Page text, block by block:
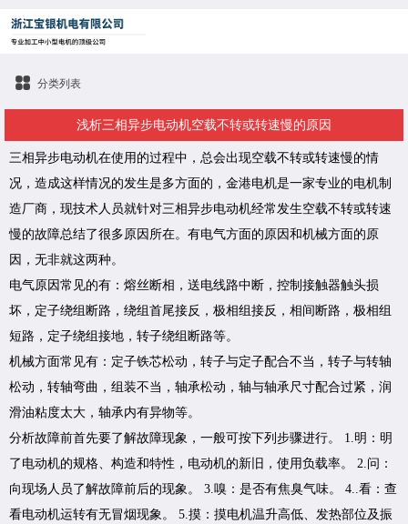
分类列表
浅析三相异步电动机空载不转或转速慢的原因
三相异步电动机在使用的过程中，总会出现空载不转或转速慢的情
况，造成这样情况的发生是多方面的，金港电机是一家专业的电机制
造厂商，现技术人员就针对三相异步电动机经常发生空载不转或转速
慢的故障总结了很多原因所在。有电气方面的原因和机械方面的原
因，无非就这两种。
电气原因常见的有：熔丝断相，送电线路中断，控制接触器触头损
坏，定子绕组断路，绕组首尾接反，极相组接反，相间断路，极相组
短路，定子绕组接地，转子绕组断路等。
机械方面常见有：定子铁芯松动，转子与定子配合不当，转子与转轴
松动，转轴弯曲，组装不当，轴承松动，轴与轴承尺寸配合过紧，润
滑油粘度太大，轴承内有异物等。
分析故障前首先要了解故障现象，一般可按下列步骤进行。 1.明：明
了电动机的规格、构造和特性，电动机的新旧，使用负载率。 2.问：
向现场人员了解故障前后的现象。 3.嗅：是否有焦臭气味。 4..看：查
看电动机运转有无冒烟现象。 5.摸：摸电机温升高低、发热部位及振